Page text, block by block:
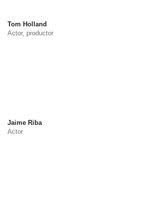
Tom Holland
Actor, productor
Jaime Riba
Actor